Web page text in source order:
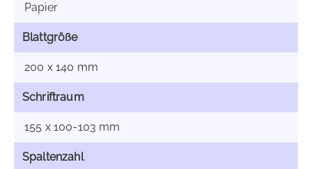
Papier
Blattgröße
200 x 140 mm
Schriftraum
155 x 100-103 mm
Spaltenzahl